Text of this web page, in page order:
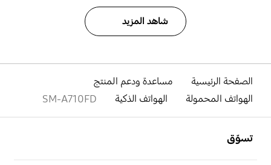
شاهد المزيد
الصفحة الرئيسية
مساعدة ودعم المنتج
الهواتف المحمولة
الهواتف الذكية SM-A710FD
تسوّق